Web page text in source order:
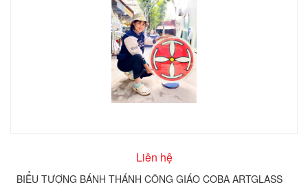
Liên hệ
BIỂU TƯỢNG BÁNH THÁNH CÔNG GIÁO COBA ARTGLASS